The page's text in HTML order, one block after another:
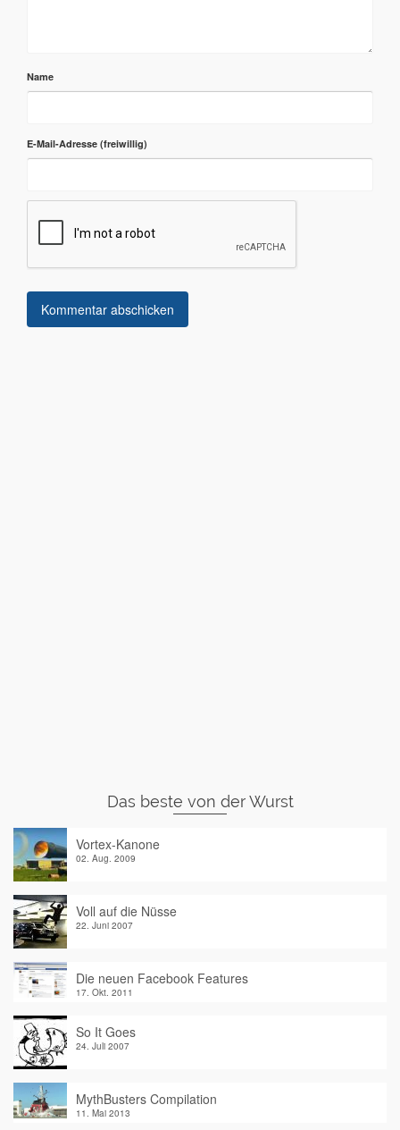
Name
E-Mail-Adresse
Das beste von der Wurst
Vortex-Kanone
02. Aug. 2009
Voll auf die Nüsse
22. Juni 2007
Die neuen Facebook Features
17. Okt. 2011
So It Goes
24. Juli 2007
MythBusters Compilation
11. Mai 2013